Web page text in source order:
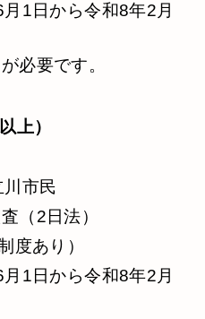
月1日から令和8年2月
必要です。
上）
市民
（2日法）
度あり）
月1日から令和8年2月